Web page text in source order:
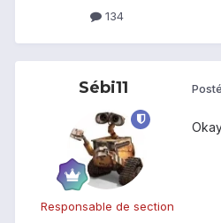
134
Sébi11
Responsable de section